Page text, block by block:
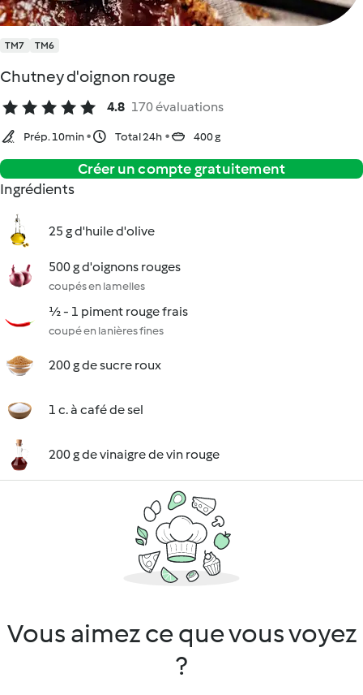
TM7 TM6
Chutney d'oignon rouge
4.8 170 évaluations
Prép. 10min Total 24h 400 g
Créer un compte gratuitement
Ingrédients
25 g d'huile d'olive
500 g d'oignons rouges
coupés en lamelles
½ - 1 piment rouge frais
coupé en lanières fines
200 g de sucre roux
1 c. à café de sel
200 g de vinaigre de vin rouge
Vous aimez ce que vous voyez
?